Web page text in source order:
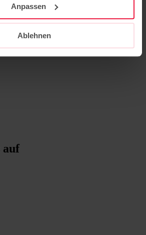
Anpassen
Ablehnen
auf